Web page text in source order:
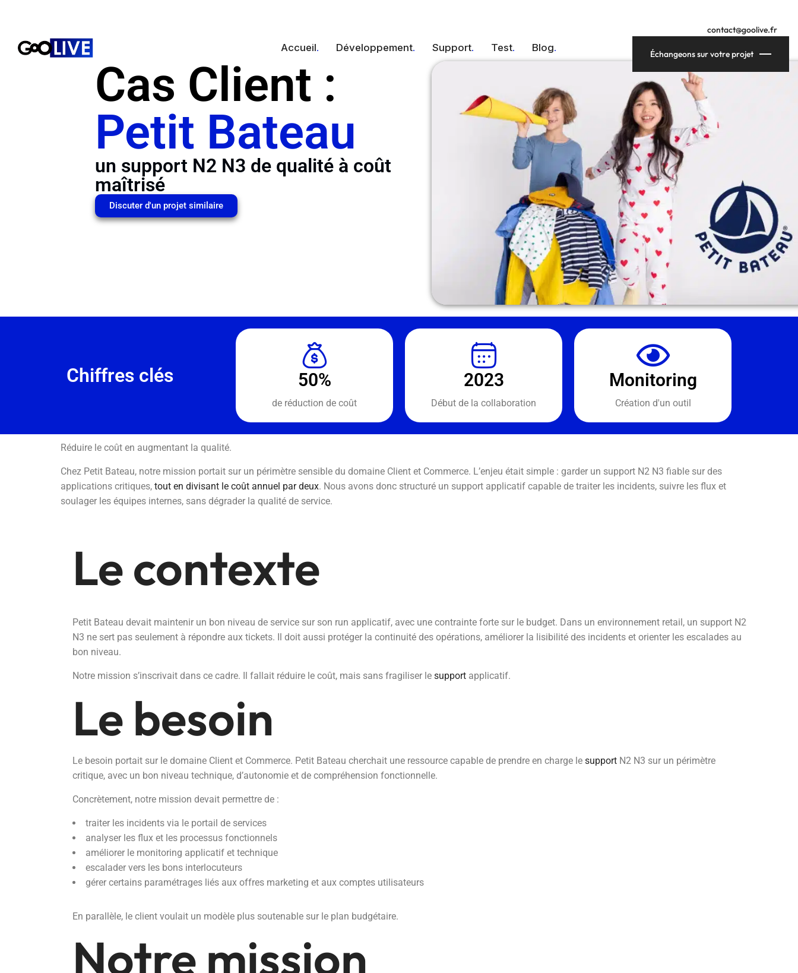
Accueil Développement Support Test Blog
contact@goolive.fr
Échangeons sur votre projet
Cas Client :
Petit Bateau
un support N2 N3 de qualité à coût
maîtrisé
Discuter d'un projet similaire
Chiffres clés 50%
de réduction de coût
2023
Début de la collaboration
Monitoring
Création d'un outil
Réduire le coût en augmentant la qualité.
Chez Petit Bateau, notre mission portait sur un périmètre sensible du domaine Client et Commerce. L’enjeu était simple : garder un support N2 N3 fiable sur des
applications critiques, tout en divisant le coût annuel par deux. Nous avons donc structuré un support applicatif capable de traiter les incidents, suivre les flux et
soulager les équipes internes, sans dégrader la qualité de service.
Le contexte
Petit Bateau devait maintenir un bon niveau de service sur son run applicatif, avec une contrainte forte sur le budget. Dans un environnement retail, un support N2
N3 ne sert pas seulement à répondre aux tickets. Il doit aussi protéger la continuité des opérations, améliorer la lisibilité des incidents et orienter les escalades au
bon niveau.
Notre mission s’inscrivait dans ce cadre. Il fallait réduire le coût, mais sans fragiliser le support applicatif.
Le besoin
Le besoin portait sur le domaine Client et Commerce. Petit Bateau cherchait une ressource capable de prendre en charge le support N2 N3 sur un périmètre
critique, avec un bon niveau technique, d’autonomie et de compréhension fonctionnelle.
Concrètement, notre mission devait permettre de :
traiter les incidents via le portail de services
analyser les flux et les processus fonctionnels
améliorer le monitoring applicatif et technique
escalader vers les bons interlocuteurs
gérer certains paramétrages liés aux offres marketing et aux comptes utilisateurs
En parallèle, le client voulait un modèle plus soutenable sur le plan budgétaire.
Notre mission